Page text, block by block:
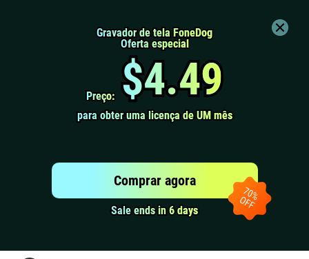
Gravador de tela FoneDog
Gravador de tela FoneDog
Oferta especial
Oferta especial
Preço:
Preço: $4.49
$4.49
para obter uma licença de UM mês
para obter uma licença de UM mês
Sale ends in 6 days
Sale ends in 6 days
Comprar agora